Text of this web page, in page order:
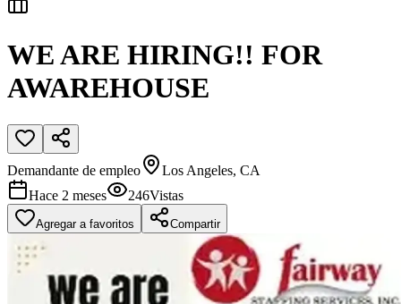
WE ARE HIRING!! FOR
AWAREHOUSE
Demandante de empleo
Los Angeles, CA
Hace 2 meses
246Vistas
Agregar a favoritos Compartir